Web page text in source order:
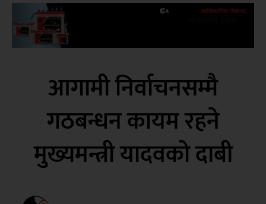
आगामी निर्वाचनसम्मै
गठबन्धन कायम रहने
मुख्यमन्त्री यादवको दाबी